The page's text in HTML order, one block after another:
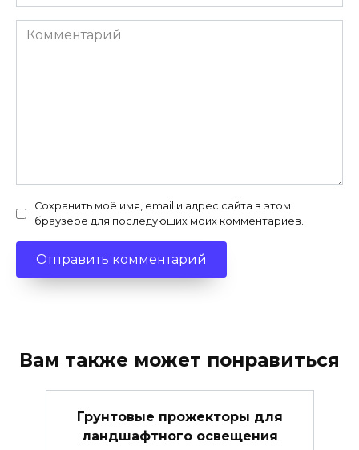
Комментарий
Сохранить моё имя, email и адрес сайта в этом
браузере для последующих моих комментариев.
Вам также может понравиться
Грунтовые прожекторы для
ландшафтного освещения